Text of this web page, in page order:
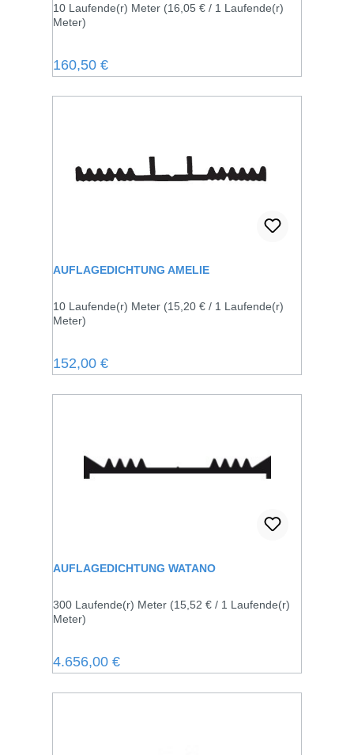
10 Laufende(r) Meter (16,05 € / 1 Laufende(r)
Meter)
Regulärer Preis:
160,50 €
AUFLAGEDICHTUNG AMELIE
10 Laufende(r) Meter (15,20 € / 1 Laufende(r)
Meter)
Regulärer Preis:
152,00 €
AUFLAGEDICHTUNG WATANO
300 Laufende(r) Meter (15,52 € / 1 Laufende(r)
Meter)
Regulärer Preis:
4.656,00 €